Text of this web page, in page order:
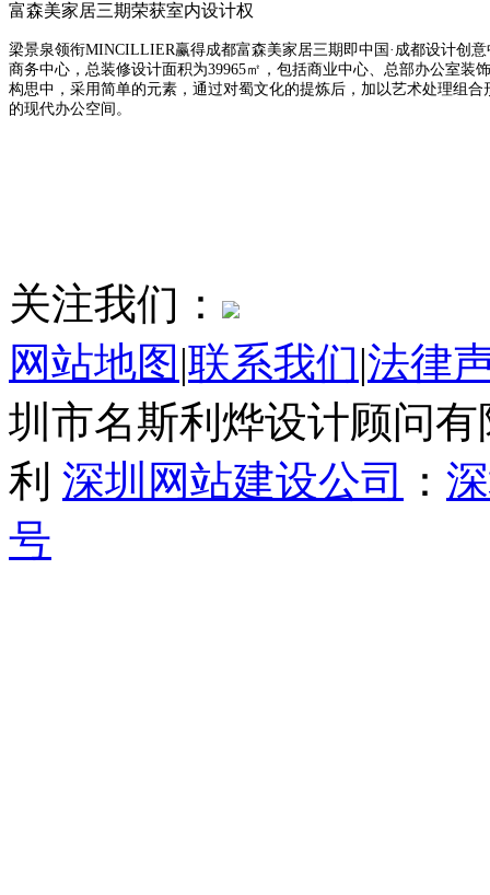
富森美家居三期荣获室内设计权
梁景泉领衔MINCILLIER赢得成都富森美家居三期即中国·成都设计创
商务中心，总装修设计面积为39965㎡，包括商业中心、总部办公室
构思中，采用简单的元素，通过对蜀文化的提炼后，加以艺术处理组
的现代办公空间。
关注我们：
网站地图 |联系我们|法律
圳市名斯利烨设计顾问
利 深圳网站建设公司 ：
号